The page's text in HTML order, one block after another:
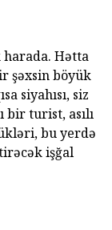
Hətta
şəxsin böyük
siyahısı, siz
bir turist, asılı
bu yerdə
işğal